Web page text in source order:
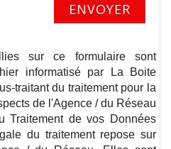
ENVOYER
sur ce formulaire sont
informatisé par La Boite
traitant du traitement pour la
de l'Agence / du Réseau
Traitement de vos Données
du traitement repose sur